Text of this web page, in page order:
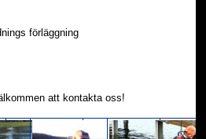
förläggning
att kontakta oss!